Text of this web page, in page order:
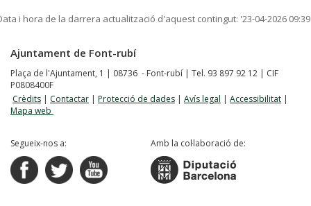
i hora de la darrera actualització d'aquest contingut: '23-04-2026 09:39
Ajuntament de Font-rubí
Plaça de l'Ajuntament, 1 | 08736 - Font-rubí | Tel. 93 897 92 12 | CIF
P0808400F
Crèdits | Contactar | Protecció de dades | Avís legal | Accessibilitat |
Mapa web
Segueix-nos a: Amb la col·laboració de: